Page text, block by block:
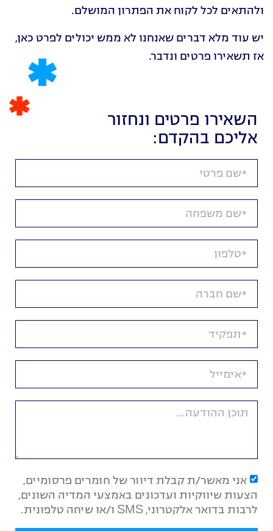
ולהתאים לכל לקוח את הפתרון המושלם.
יש עוד מלא דברים שאנחנו לא ממש יכולים לפרט כאן,
אז תשאירו פרטים ונדבר.
השאירו פרטים ונחזור
אליכם בהקדם:
אני מאשר/ת קבלת דיוור של חומרים פרסומיים,
הצעות שיווקיות ועדכונים באמצעי המדיה השונים,
לרבות בדואר אלקטרוני, SMS ו/או שיחה טלפונית.